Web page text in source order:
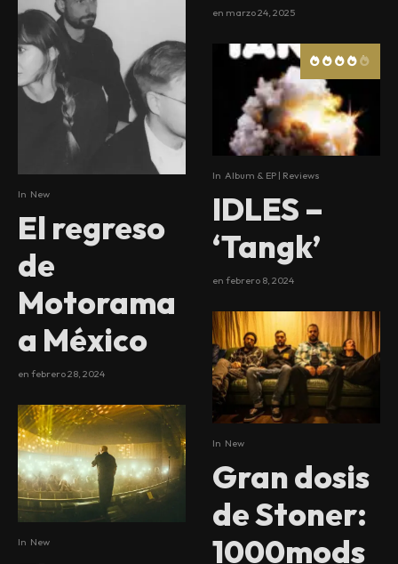
In New
El regreso
de
Motorama
a México
en febrero 28, 2024
In New
en marzo 24, 2025
In Album & EP | Reviews
IDLES –
‘Tangk’
en febrero 8, 2024
In New
Gran dosis
de Stoner:
1000mods